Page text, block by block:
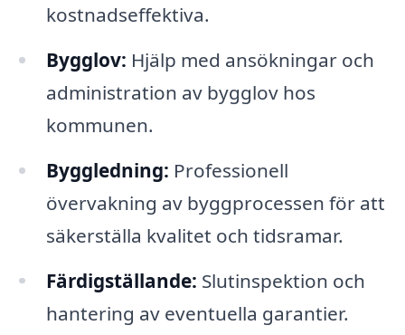
kostnadseffektiva.
Bygglov: Hjälp med ansökningar och
administration av bygglov hos
kommunen.
Byggledning: Professionell
övervakning av byggprocessen för att
säkerställa kvalitet och tidsramar.
Färdigställande: Slutinspektion och
hantering av eventuella garantier.